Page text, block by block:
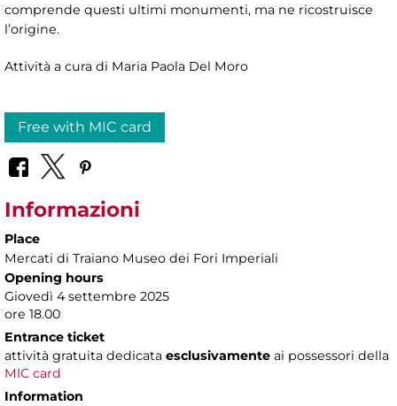
comprende questi ultimi monumenti, ma ne ricostruisce
l’origine.
Attività a cura di Maria Paola Del Moro
Free with MIC card
Informazioni
Place
Mercati di Traiano Museo dei Fori Imperiali
Opening hours
Giovedì 4 settembre 2025
ore 18.00
Entrance ticket
attività gratuita dedicata esclusivamente ai possessori della
MIC card
Information